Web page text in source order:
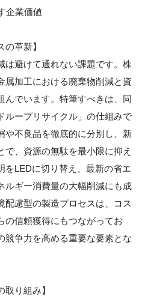
企業価値
の革新】
は避けて通れない課題です。株
属加工における廃棄物削減と資
んでいます。特筆すべきは、同
ループリサイクル」の仕組みで
や不良品を徹底的に分別し、新
、資源の無駄を最小限に抑え
をLEDに切り替え、最新の省エ
ルギー消費量の大幅削減にも成
配慮型の製造プロセスは、コス
の信頼獲得にもつながってお
競争力を高める重要な要素とな
取り組み】